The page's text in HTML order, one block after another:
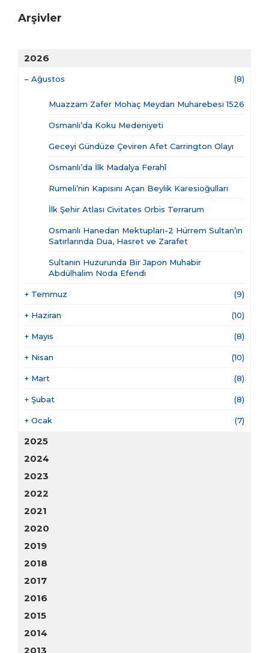
Arşivler
2026
– Ağustos (8)
Muazzam Zafer Mohaç Meydan Muharebesi 1526
Osmanlı’da Koku Medeniyeti
Geceyi Gündüze Çeviren Afet Carrington Olayı
Osmanlı’da İlk Madalya Ferahî
Rumeli’nin Kapısını Açan Beylik Karesioğulları
İlk Şehir Atlası Civitates Orbis Terrarum
Osmanlı Hanedan Mektupları-2 Hürrem Sultan’ın
Satırlarında Dua, Hasret ve Zarafet
Sultanın Huzurunda Bir Japon Muhabir
Abdülhalim Noda Efendi
+ Temmuz (9)
+ Haziran (10)
+ Mayıs (8)
+ Nisan (10)
+ Mart (8)
+ Şubat (8)
+ Ocak (7)
2025
2024
2023
2022
2021
2020
2019
2018
2017
2016
2015
2014
2013